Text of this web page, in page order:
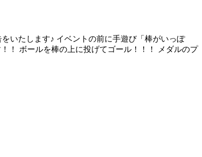
いたします♪ イベントの前に手遊び「棒がいっぽ
！ ボールを棒の上に投げてゴール！！！ メダルのプ